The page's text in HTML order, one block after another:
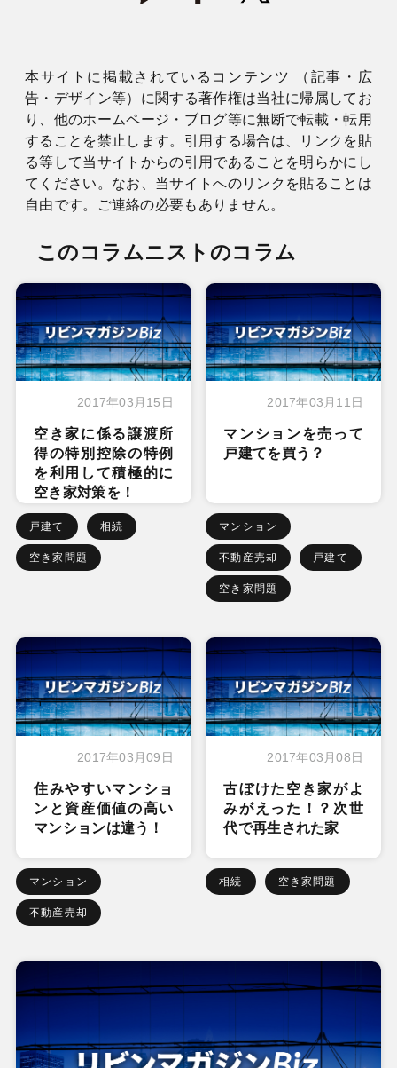
本サイトに掲載されているコンテンツ （記事・広
告・デザイン等）に関する著作権は当社に帰属してお
り、他のホームページ・ブログ等に無断で転載・転用
することを禁止します。引用する場合は、リンクを貼
る等して当サイトからの引用であることを明らかにし
てください。なお、当サイトへのリンクを貼ることは
自由です。ご連絡の必要もありません。
このコラムニストのコラム
2017年03月15日
空き家に係る譲渡所
得の特別控除の特例
を利用して積極的に
空き家対策を！
戸建て 相続
空き家問題
2017年03月11日
マンションを売って
戸建てを買う？
マンション
不動産売却 戸建て
空き家問題
2017年03月09日
住みやすいマンショ
ンと資産価値の高い
マンションは違う！
マンション
不動産売却
2017年03月08日
古ぼけた空き家がよ
みがえった！？次世
代で再生された家
相続 空き家問題